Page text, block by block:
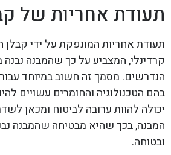
תעודת אחריות של
תעודת אחריות המונפקת על ידי קבלן
קרדינלי, המצביע על כך שהמבנה
הנדרשים. מסמך זה חשוב במיוחד עבור
בהם הטכנולוגיה והחומרים עשויים
יכולה להוות ערובה לביטוח ומכאן
המבנה, בכך שהיא מבטיחה שהמבנה
ובטוחה.